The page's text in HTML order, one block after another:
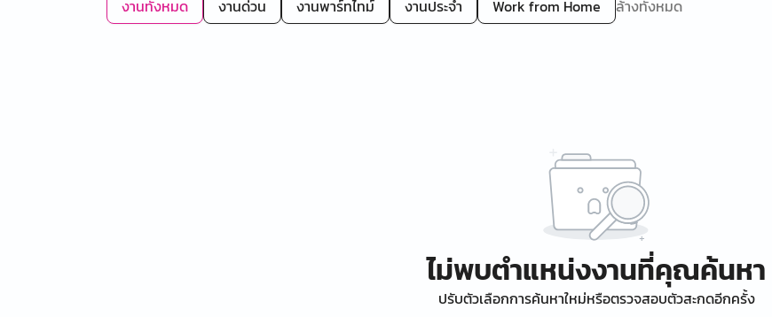
งานทั้งหมด งานด่วน งานพาร์ทไทม์ งานประจำ Work from Home ล้างทั้งหมด
ไม่พบตำแหน่งงานที่คุณค้นหา
ปรับตัวเลือกการค้นหาใหม่หรือตรวจสอบตัวสะกดอีกครั้ง